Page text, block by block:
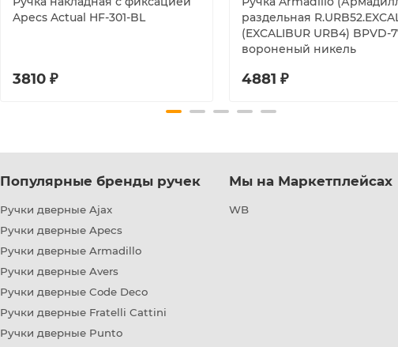
Apecs Actual HF-301-BL
3810 ₽
раздельная
(EXCALIBUR URB4) BPVD-
вороненый никель
4881 ₽
Популярные бренды ручек
Ручки дверные Ajax
Ручки дверные Apecs
Ручки дверные Armadillo
Ручки дверные Avers
Ручки дверные Code Deco
Ручки дверные Fratelli Cattini
Ручки дверные Punto
Мы на Маркетплейсах
WB